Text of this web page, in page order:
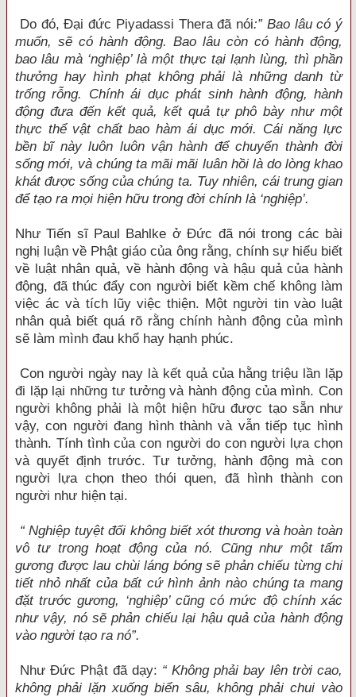
Do đó, Ðại đức Piyadassi Thera đã nói:” Bao lâu có ý
muốn, sẽ có hành động. Bao lâu còn có hành động,
bao lâu mà ‘nghiệp’ là một thực tại lạnh lùng, thì phần
thưởng hay hình phạt không phải là những danh từ
trống rỗng. Chính ái dục phát sinh hành động, hành
động đưa đến kết quả, kết quả tự phô bày như một
thực thể vật chất bao hàm ái dục mới. Cái năng lực
bền bĩ này luôn luôn vận hành để chuyển thành đời
sống mới, và chúng ta mãi mãi luân hồi là do lòng khao
khát được sống của chúng ta. Tuy nhiên, cái trung gian
để tạo ra mọi hiện hữu trong đời chính là ‘nghiệp’.
Như Tiến sĩ Paul Bahlke ở Ðức đã nói trong các bài
nghị luận về Phật giáo của ông rằng, chính sự hiểu biết
về luật nhân quả, về hành động và hậu quả của hành
động, đã thúc đẩy con người biết kềm chế không làm
việc ác và tích lũy việc thiện. Một người tin vào luật
nhân quả biết quá rõ rằng chính hành động của mình
sẽ làm mình đau khổ hay hạnh phúc.
Con người ngày nay là kết quả của hằng triệu lần lặp
đi lặp lại những tư tưởng và hành động của mình. Con
người không phải là một hiện hữu được tạo sẵn như
vậy, con người đang hình thành và vẫn tiếp tục hình
thành. Tính tình của con người do con người lựa chọn
và quyết định trước. Tư tưởng, hành động mà con
người lựa chọn theo thói quen, đã hình thành con
người như hiện tại.
“ Nghiệp tuyệt đối không biết xót thương và hoàn toàn
vô tư trong hoạt động của nó. Cũng như một tấm
gương được lau chùi láng bóng sẽ phản chiếu từng chi
tiết nhỏ nhất của bất cứ hình ảnh nào chúng ta mang
đặt trước gương, ‘nghiệp’ cũng có mức độ chính xác
như vậy, nó sẽ phản chiếu lại hậu quả của hành động
vào người tạo ra nó”.
Như Ðức Phật đã dạy: “ Không phải bay lên trời cao,
không phải lặn xuống biển sâu, không phải chui vào